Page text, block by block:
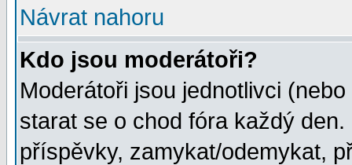
Návrat nahoru
Kdo jsou moderátoři?
Moderátoři jsou jednotlivci
starat se o chod fóra každý
příspěvky, zamykat/odemykat,